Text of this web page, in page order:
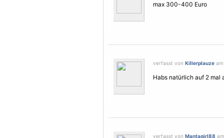
max 300-400 Euro
verfasst von Killerplauze
Habs natürlich auf 2 mal
verfasst von Mantagirl88